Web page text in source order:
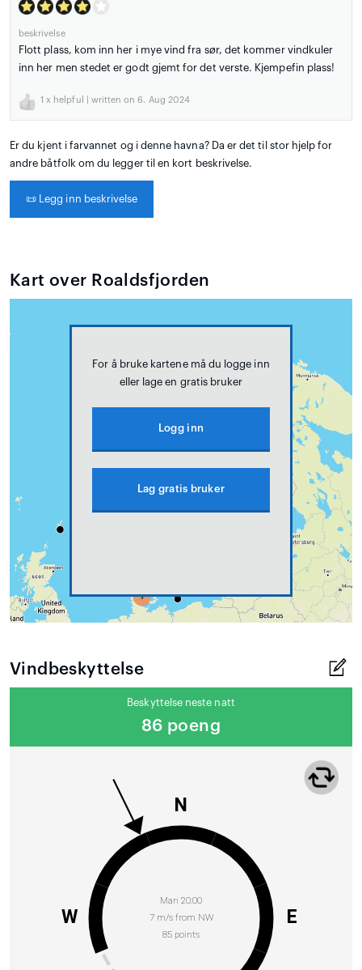
beskrivelse
Flott plass, kom inn her i mye vind fra sør, det kommer vindkuler
inn her men stedet er godt gjemt for det verste. Kjempefin plass!
1 x helpful | written on 6. Aug 2024
Er du kjent i farvannet og i denne havna? Da er det til stor hjelp for
andre båtfolk om du legger til en kort beskrivelse.
📜 Legg inn beskrivelse
Kart over Roaldsfjorden
For å bruke kartene må du logge inn
eller lage en gratis bruker
Logg inn
Lag gratis bruker
Vindbeskyttelse
Beskyttelse neste natt
86 poeng
Man 20:00
7 m/s from NW
85 points
N
E
W